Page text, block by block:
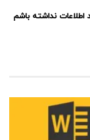
اطلاعات نداشته باشم